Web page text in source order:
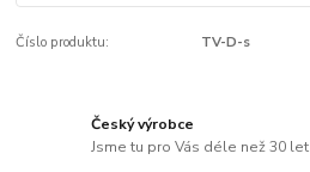
Číslo produktu: TV-D-s
Český výrobce
Jsme tu pro Vás déle než 30 let